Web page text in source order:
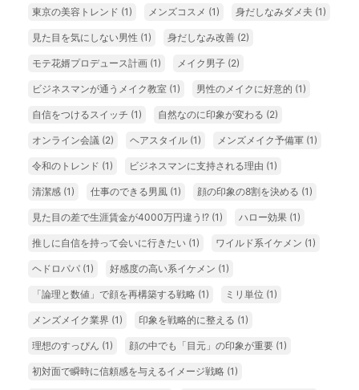
東京の美容トレンド (1) メンズコスメ (1) 身だしなみダメ夫 (1)
見た目を気にしない男性 (1) 身だしなみ改善 (2)
モテ花婿プロデュース計画 (1) メイク男子 (2)
ビジネスマンが通うメイク教室 (1) 男性のメイクに好意的 (1)
自信をつけるスイッチ (1) 自然なのに印象が変わる (2)
オンライン会議 (2) ヘアスタイル (1) メンズメイク予備軍 (1)
令和のトレンド (1) ビジネスマンに支持される理由 (1)
清潔感 (1) 仕事のできる男風 (1) 顔の印象の8割を決める (1)
見た目の差で生涯賃金が4000万円違う!? (1) ハロー効果 (1)
推しに自信を持って会いに行きたい (1) ワイルド系イケメン (1)
ヘドロパパ (1) 好感度の高い系イケメン (1)
「論理と数値」で顔を再構築する戦略 (1) ミリ単位 (1)
メンズメイク業界 (1) 印象を戦略的に整える (1)
理想のすっぴん (1) 顔の中でも「目元」の印象が重要 (1)
初対面で瞬時に信頼感を与えるイメージ戦略 (1)